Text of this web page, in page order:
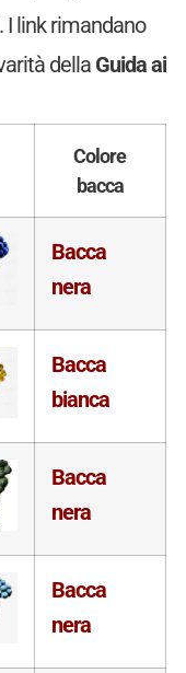
I link rimandano
della Guida ai
Colore
bacca
Bacca
nera
Bacca
bianca
Bacca
nera
Bacca
nera